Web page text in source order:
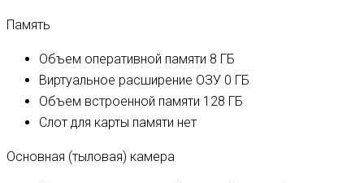
Память
Объем оперативной памяти 8 ГБ
Виртуальное расширение ОЗУ 0 ГБ
Объем встроенной памяти 128 ГБ
Слот для карты памяти нет
Основная (тыловая) камера